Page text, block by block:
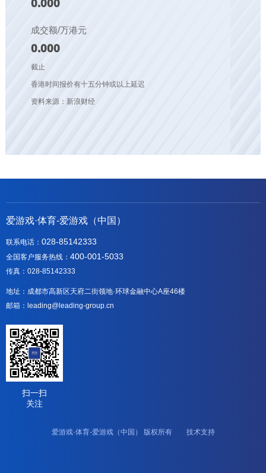
0.000
成交额/万港元
0.000
截止
香港时间报价有十五分钟或以上延迟
资料来源：新浪财经
爱游戏·体育-爱游戏（中国）
联系电话： 028-85142333
全国客户服务热线： 400-001-5033
传真：028-85142333
地址：成都市高新区天府二街领地·环球金融中心A座46楼
邮箱：leading@leading-group.cn
扫一扫
关注
爱游戏·体育-爱游戏（中国） 版权所有 技术支持